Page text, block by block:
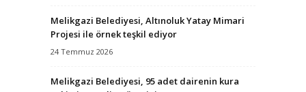
Melikgazi Belediyesi, Altınoluk Yatay Mimari
Projesi ile örnek teşkil ediyor
24 Temmuz 2026
Melikgazi Belediyesi, 95 adet dairenin kura